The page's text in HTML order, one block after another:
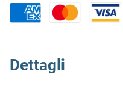
Dettagli